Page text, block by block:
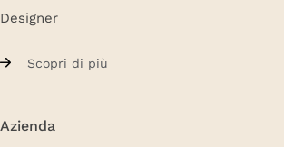
Designer
Scopri di più
Azienda